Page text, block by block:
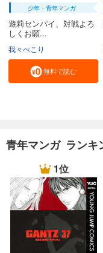
少年・青年マンガ
遊莉センパイ、対戦よろ
しくお願...
我々ぺこり
無料で読む
青年マンガ ランキ
1位